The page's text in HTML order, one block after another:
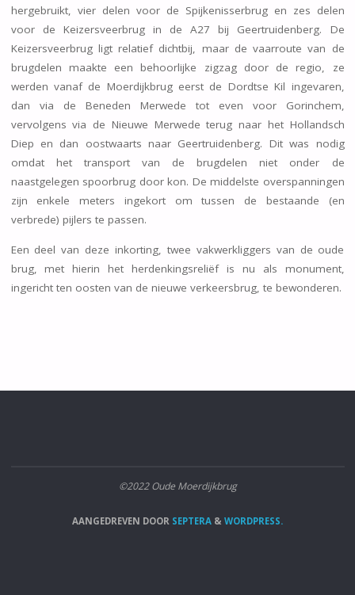
hergebruikt, vier delen voor de Spijkenisserbrug en zes delen
voor de Keizersveerbrug in de A27 bij Geertruidenberg. De
Keizersveerbrug ligt relatief dichtbij, maar de vaarroute van de
brugdelen maakte een behoorlijke zigzag door de regio, ze
werden vanaf de Moerdijkbrug eerst de Dordtse Kil ingevaren,
dan via de Beneden Merwede tot even voor Gorinchem,
vervolgens via de Nieuwe Merwede terug naar het Hollandsch
Diep en dan oostwaarts naar Geertruidenberg. Dit was nodig
omdat het transport van de brugdelen niet onder de
naastgelegen spoorbrug door kon. De middelste overspanningen
zijn enkele meters ingekort om tussen de bestaande (en
verbrede) pijlers te passen.
Een deel van deze inkorting, twee vakwerkliggers van de oude
brug, met hierin het herdenkingsreliëf is nu als monument,
ingericht ten oosten van de nieuwe verkeersbrug, te bewonderen.
©2022 Oude Moerdijkbrug
AANGEDREVEN DOOR SEPTERA & WORDPRESS.